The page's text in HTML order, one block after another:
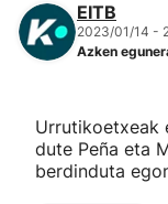
Mendi-
"Helmuga"
EITB
2023/01/14 -
Azken
Urrutikoetxeak
dute Peña eta
berdinduta